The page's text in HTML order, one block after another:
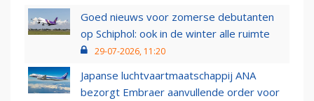
Goed nieuws voor zomerse debutanten
op Schiphol: ook in de winter alle ruimte
29-07-2026, 11:20
Japanse luchtvaartmaatschappij ANA
bezorgt Embraer aanvullende order voor